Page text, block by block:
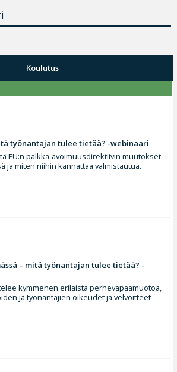
Koulutus
työnantajan tulee tietää? -webinaari
EU:n palkka-avoimuusdirektiivin muutokset
ja miten niihin kannattaa valmistautua.
– mitä työnantajan tulee tietää? -
kymmenen erilaista perhevapaamuotoa,
ja työnantajien oikeudet ja velvoitteet